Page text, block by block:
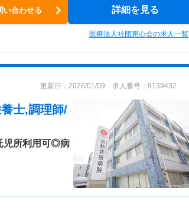
い合わせる 詳細を見る
医療法人社団恵心会の求人一覧
更新日：2026/01/09 求人番号：9139432
士,調理師/
児所利用可◎病